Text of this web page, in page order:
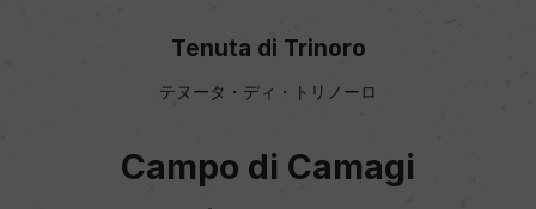
Tenuta di Trinoro
テヌータ・ディ・トリノーロ
Campo di Camagi